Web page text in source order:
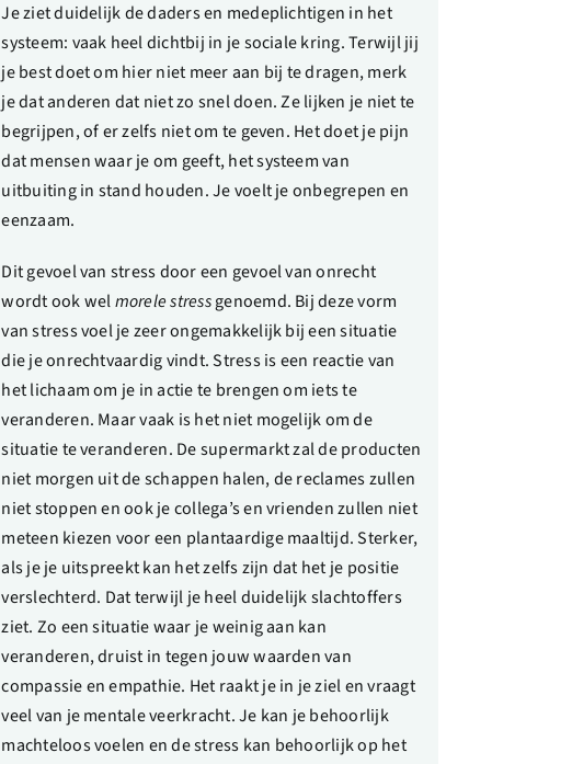
Je ziet duidelijk de daders en medeplichtigen in het
systeem: vaak heel dichtbij in je sociale kring. Terwijl jij
je best doet om hier niet meer aan bij te dragen, merk
je dat anderen dat niet zo snel doen. Ze lijken je niet te
begrijpen, of er zelfs niet om te geven. Het doet je pijn
dat mensen waar je om geeft, het systeem van
uitbuiting in stand houden. Je voelt je onbegrepen en
eenzaam.
Dit gevoel van stress door een gevoel van onrecht
wordt ook welmorele stressgenoemd. Bij deze vorm
van stress voel je zeer ongemakkelijk bij een situatie
die je onrechtvaardig vindt. Stress is een reactie van
het lichaam om je in actie te brengen om iets te
veranderen. Maar vaak is het niet mogelijk om de
situatie te veranderen. De supermarkt zal de producten
niet morgen uit de schappen halen, de reclames zullen
niet stoppen en ook je collega’s en vrienden zullen niet
meteen kiezen voor een plantaardige maaltijd. Sterker,
als je je uitspreekt kan het zelfs zijn dat het je positie
verslechterd. Dat terwijl je heel duidelijk slachtoffers
ziet. Zo een situatie waar je weinig aan kan
veranderen, druist in tegen jouw waarden van
compassie en empathie. Het raakt je in je ziel en vraagt
veel van je mentale veerkracht. Je kan je behoorlijk
machteloos voelen en de stress kan behoorlijk op het